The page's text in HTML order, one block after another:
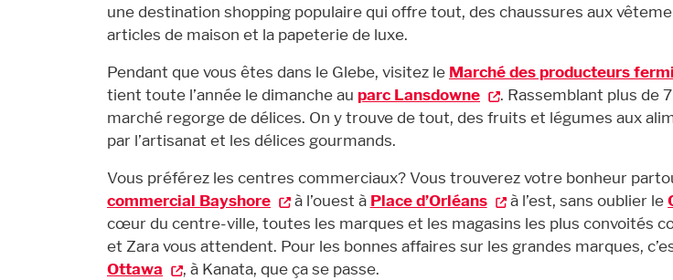
une destination shopping populaire qui offre tout, des chaussures aux
articles de maison et la papeterie de luxe.
Pendant que vous êtes dans le Glebe, visitez le Marché des producteurs
tient toute l’année le dimanche au parc Lansdowne
. Rassemblant plus de
marché regorge de délices. On y trouve de tout, des fruits et légumes aux
par l’artisanat et les délices gourmands.
Vous préférez les centres commerciaux? Vous trouverez votre bonheur
commercial Bayshore
à l’ouest à Place d’Orléans à l’est, sans oublier le
cœur du centre-ville, toutes les marques et les magasins les plus convoités
et Zara vous attendent. Pour les bonnes affaires sur les grandes marques,
Ottawa
, à Kanata, que ça se passe.